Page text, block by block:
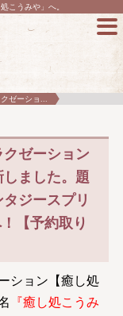
こうみや」へ。
ゼーショ...
ゼーション
しました。題
ジースプリ
【予約取り
ション【癒し処
『癒し処こうみ